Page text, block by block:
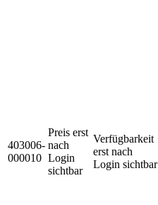
403006-
000010
Preis erst
nach
Login
sichtbar
Verfügbarkeit
erst nach
Login sichtbar